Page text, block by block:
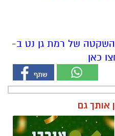
של רמת גן נט ב-
אותך גם